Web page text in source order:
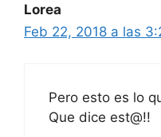
Lorea
Feb 22, 2018 a las
Pero esto es lo
Que dice est@!!